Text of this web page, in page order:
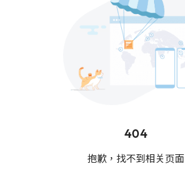
404
抱歉，找不到相关页面